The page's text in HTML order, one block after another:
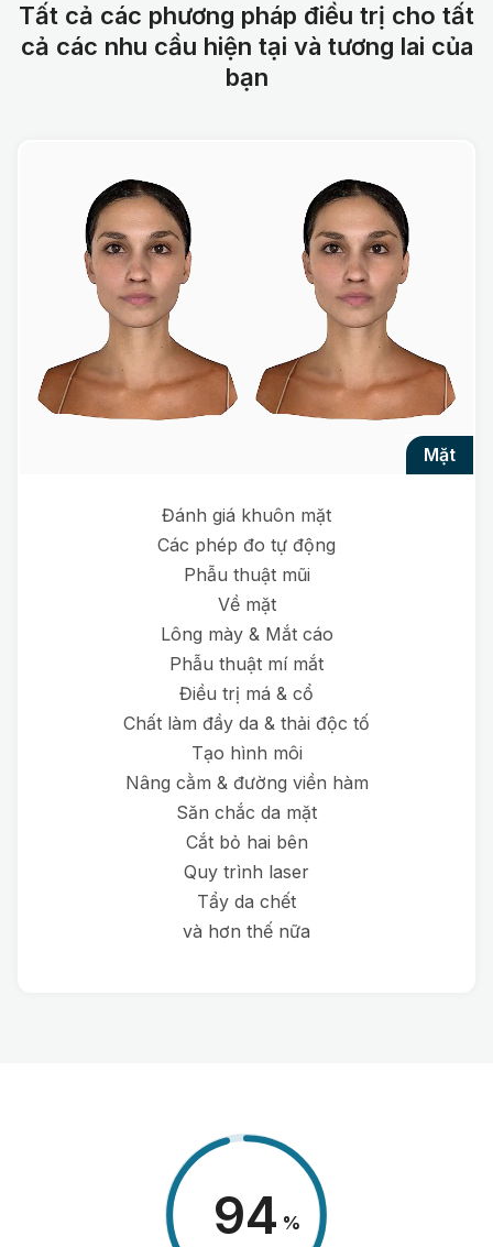
Tất cả các phương pháp điều trị cho tất
cả các nhu cầu hiện tại và tương lai của
bạn
mặt
Đánh giá khuôn mặt
Các phép đo tự động
Phẫu thuật mũi
Về mặt
Lông mày & Mắt cáo
Phẫu thuật mí mắt
Điều trị má & cổ
Chất làm đầy da & thải độc tố
Tạo hình môi
Nâng cằm & đường viền hàm
Săn chắc da mặt
Cắt bỏ hai bên
Quy trình laser
Tẩy da chết
và hơn thế nữa
98 %